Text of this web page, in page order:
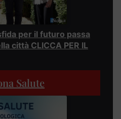
per il futuro passa
città CLICCA PER IL
Salute